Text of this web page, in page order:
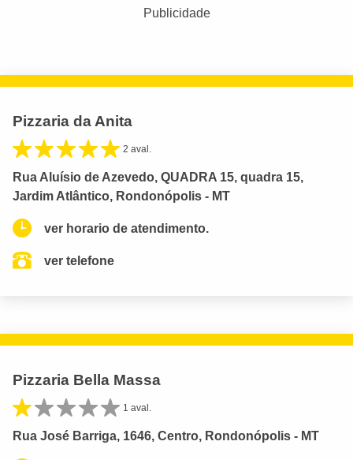
Publicidade
Pizzaria da Anita
2 aval.
Rua Aluísio de Azevedo, QUADRA 15, quadra 15,
Jardim Atlântico, Rondonópolis - MT
ver horario de atendimento.
ver telefone
Pizzaria Bella Massa
1 aval.
Rua José Barriga, 1646, Centro, Rondonópolis - MT